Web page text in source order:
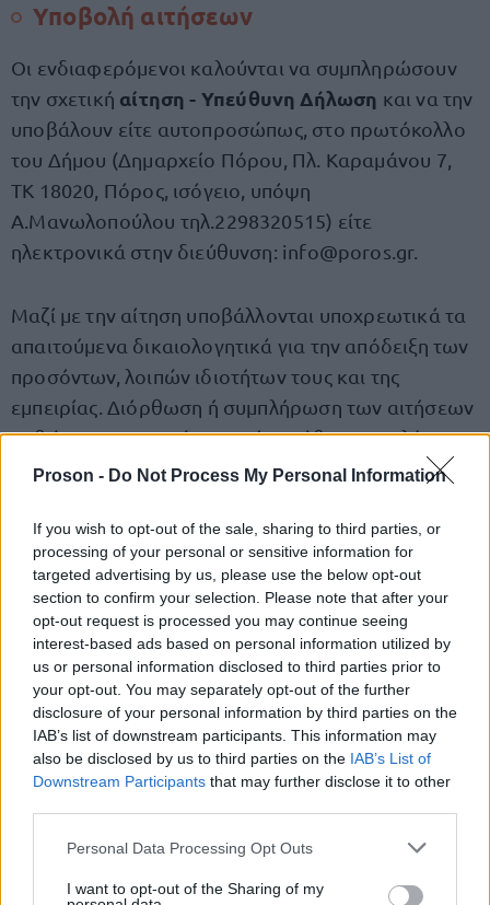
Proson - Do Not Process My Personal Information
If you wish to opt-out of the sale, sharing to third parties, or
processing of your personal or sensitive information for
targeted advertising by us, please use the below opt-out
section to confirm your selection. Please note that after your
opt-out request is processed you may continue seeing
interest-based ads based on personal information utilized by
us or personal information disclosed to third parties prior to
your opt-out. You may separately opt-out of the further
disclosure of your personal information by third parties on the
IAB’s list of downstream participants. This information may
also be disclosed by us to third parties on the IAB’s List of
Downstream Participants that may further disclose it to other
Please note that this website/app uses one or more Google
not limited to your visit or usage behaviour. You may click to
Personal Data Processing Opt Outs
I want to opt-out of the Sharing of my
Υποβολή αιτήσεων
Οι ενδιαφερόμενοι καλούνται να συμπληρώσουν
την σχετική αίτηση - Υπεύθυνη Δήλωση και να την
υποβάλουν είτε αυτοπροσώπως, στο πρωτόκολλο
του Δήμου (Δημαρχείο Πόρου, Πλ. Καραμάνου 7,
ΤΚ 18020, Πόρος, ισόγειο, υπόψη
Α.Μανωλοπούλου τηλ.2298320515) είτε
ηλεκτρονικά στην διεύθυνση: info@poros.gr.
Μαζί με την αίτηση υποβάλλονται υποχρεωτικά τα
απαιτούμενα δικαιολογητικά για την απόδειξη των
προσόντων, λοιπών ιδιοτήτων τους και της
εμπειρίας. Διόρθωση ή συμπλήρωση των αιτήσεων
καθώς και αντικατάσταση ή κατάθεση επιπλέον
δικαιολογητικών, επιτρέπεται μόνο μέχρι τη λήξη
συμμετοχής στη διαδικασία επιλογής. Ειδικά για την
απόδειξη εμπειρίας τους οι υποψήφιοι οφείλουν να
προσκομίσουν βεβαίωση χρόνου εμπειρίας από
την οικεία υπηρεσία όπου και απασχολήθηκαν.
Η αίτηση συμμετοχής, που θα υποβληθεί
ηλεκτρονικά, πρέπει απαραιτήτως να εμφανίζεται
υπογεγραμμένη, με φυσική υπογραφή.
Ανυπόγραφες αιτήσεις δεν θα γίνονται δεκτές.
καταληκτικήημερομηνία υποβολής των